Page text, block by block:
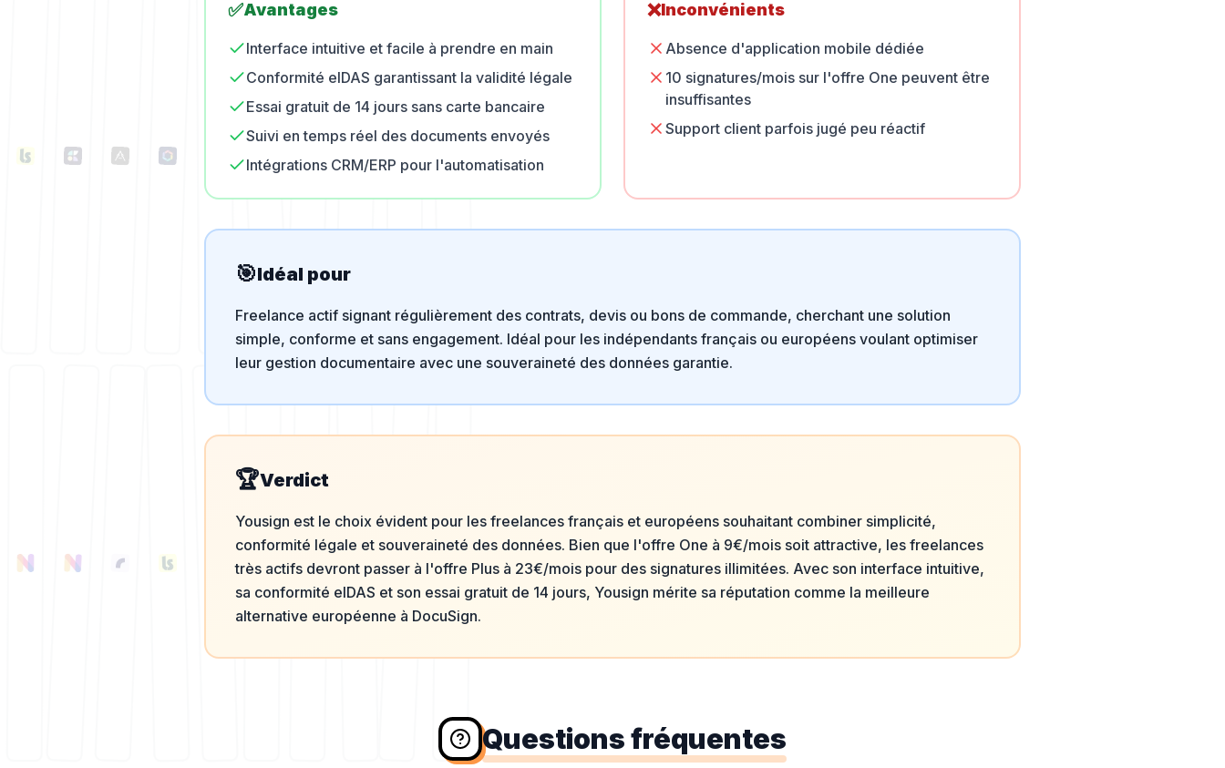
✅Avantages
Interface intuitive et facile à prendre en main
Conformité eIDAS garantissant la validité légale
Essai gratuit de 14 jours sans carte bancaire
Suivi en temps réel des documents envoyés
Intégrations CRM/ERP pour l'automatisation
❌Inconvénients
Absence d'application mobile dédiée
10 signatures/mois sur l'offre One peuvent être
insuffisantes
Support client parfois jugé peu réactif
🎯Idéal pour
Freelance actif signant régulièrement des contrats, devis ou bons de commande, cherchant une solution
simple, conforme et sans engagement. Idéal pour les indépendants français ou européens voulant optimiser
leur gestion documentaire avec une souveraineté des données garantie.
🏆Verdict
Yousign est le choix évident pour les freelances français et européens souhaitant combiner simplicité,
conformité légale et souveraineté des données. Bien que l'offre One à 9€/mois soit attractive, les freelances
très actifs devront passer à l'offre Plus à 23€/mois pour des signatures illimitées. Avec son interface intuitive,
sa conformité eIDAS et son essai gratuit de 14 jours, Yousign mérite sa réputation comme la meilleure
alternative européenne à DocuSign.
Questions fréquentes